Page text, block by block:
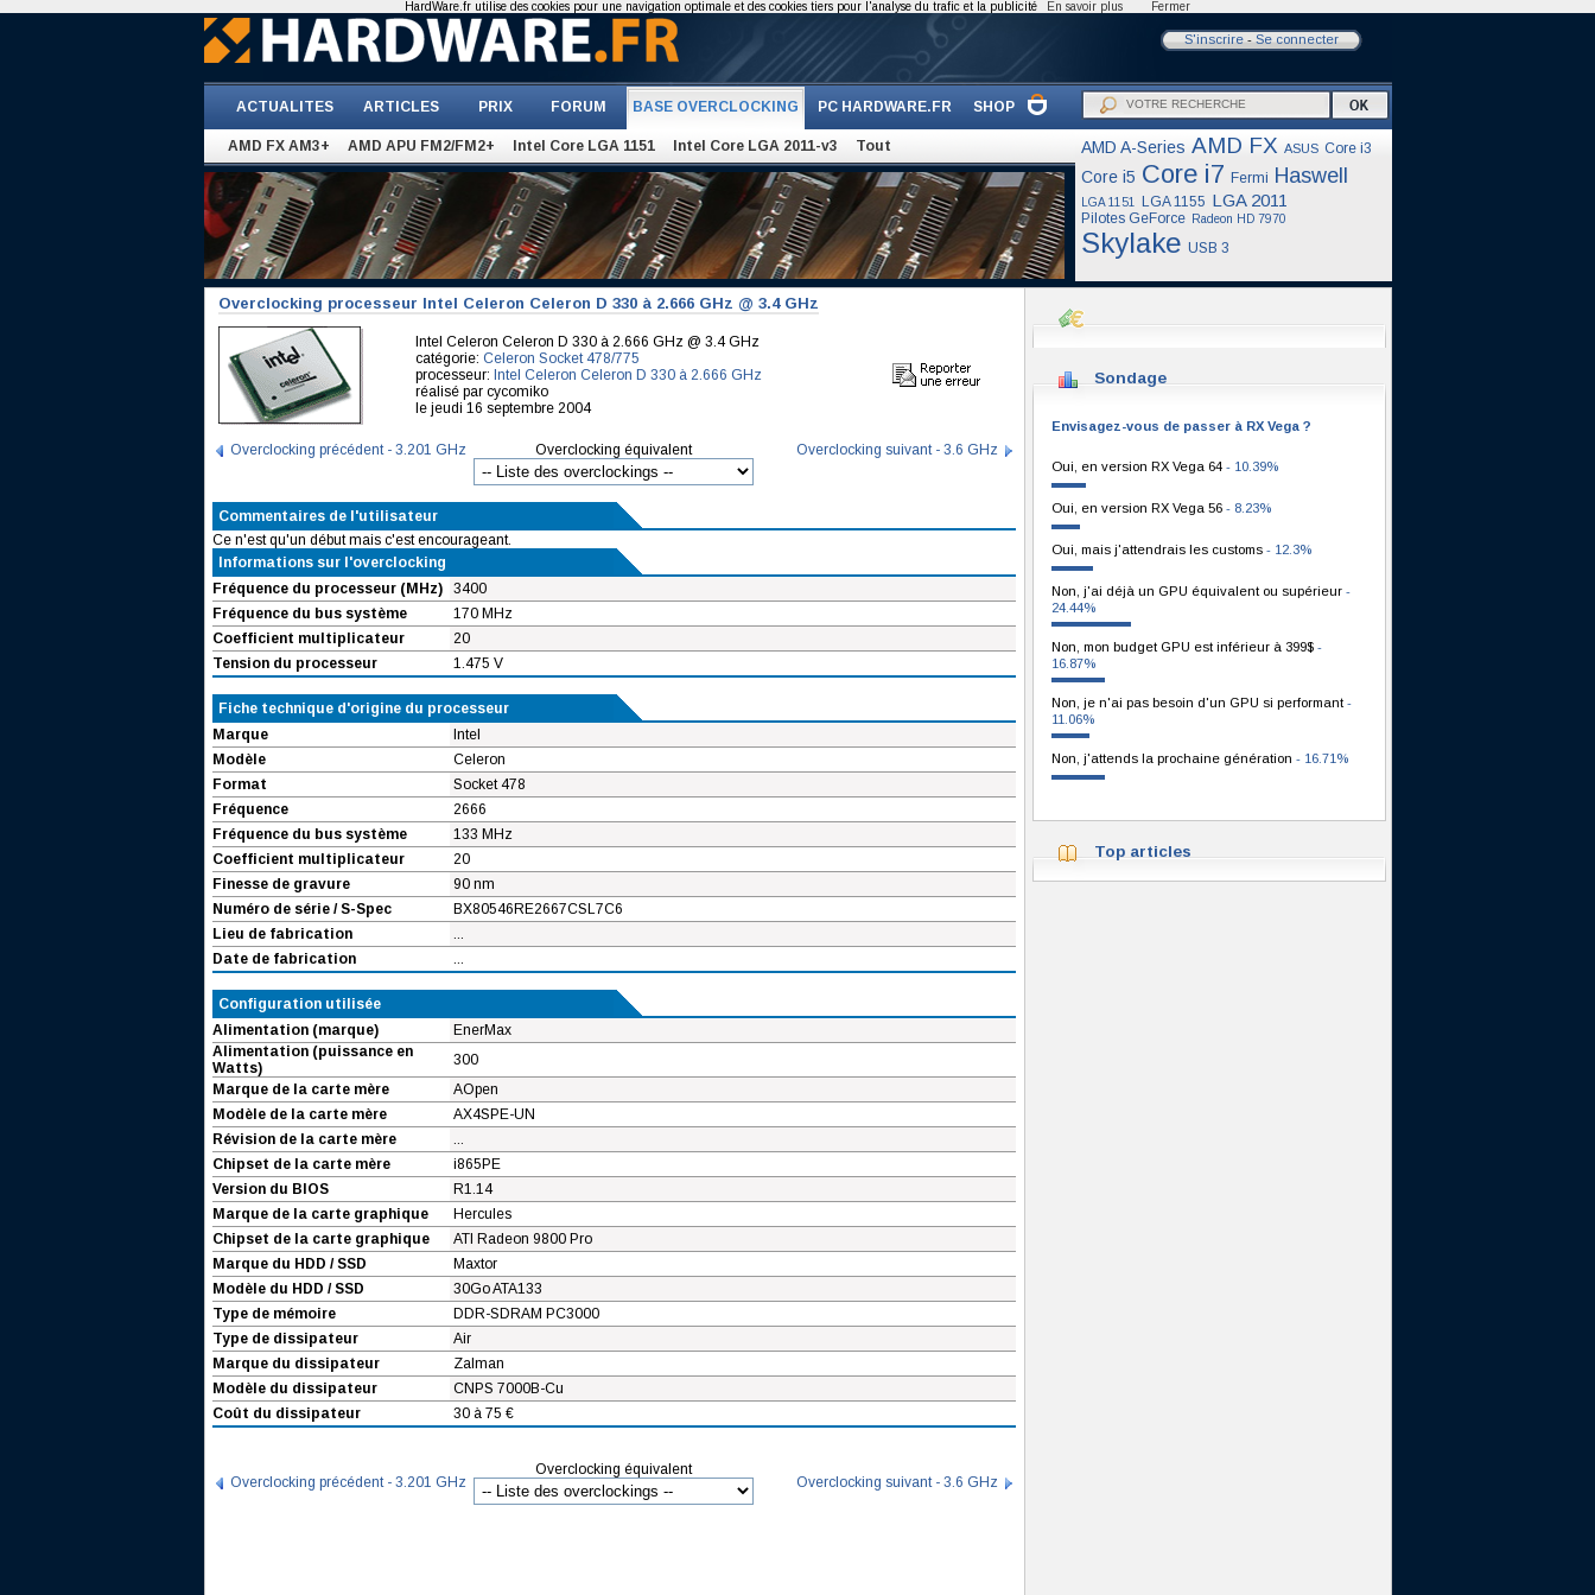
S'inscrire- Se connecter
ACTUALITES ARTICLES PRIX FORUM BASE OVERCLOCKING PC HARDWARE.FR SHOP
AMD FX AM3+ AMD APU FM2/FM2+ Intel Core LGA 1151 Intel Core LGA 2011-v3 Tout AMD A-Series AMD FX ASUS Core i3
Core i5 Core i7 Fermi Haswell
LGA 1151 LGA 1155 LGA 2011
Pilotes GeForce Radeon HD 7970
Skylake USB 3
Overclocking processeur Intel Celeron Celeron D 330 à 2.666 GHz @ 3.4 GHz
Intel Celeron Celeron D 330 à 2.666 GHz @ 3.4 GHz
catégorie: Celeron Socket 478/775
processeur: Intel Celeron Celeron D 330 à 2.666 GHz
réalisé par cycomiko
le jeudi 16 septembre 2004
Overclocking précédent - 3.201 GHz Overclocking équivalent Overclocking suivant - 3.6 GHz
Commentaires de l'utilisateur
Ce n'est qu'un début mais c'est encourageant.
Informations sur l'overclocking
Fréquence du processeur (MHz)
3400
Fréquence du bus système
170 MHz
Coefficient multiplicateur
20
Tension du processeur
1.475 V
Fiche technique d'origine du processeur
Marque
Intel
Modèle
Celeron
Format
Socket 478
Fréquence
2666
Fréquence du bus système
133 MHz
Coefficient multiplicateur
20
Finesse de gravure
90 nm
Numéro de série / S-Spec
BX80546RE2667CSL7C6
Lieu de fabrication
...
Date de fabrication
...
Configuration utilisée
Alimentation (marque)
EnerMax
Alimentation (puissance en
Watts)
300
Marque de la carte mère
AOpen
Modèle de la carte mère
AX4SPE-UN
Révision de la carte mère
...
Chipset de la carte mère
i865PE
Version du BIOS
R1.14
Marque de la carte graphique
Hercules
Chipset de la carte graphique
ATI Radeon 9800 Pro
Marque du HDD / SSD
Maxtor
Modèle du HDD / SSD
30Go ATA133
Type de mémoire
DDR-SDRAM PC3000
Type de dissipateur
Air
Marque du dissipateur
Zalman
Modèle du dissipateur
CNPS 7000B-Cu
Coût du dissipateur
30 à 75 €
Overclocking précédent - 3.201 GHz
Overclocking équivalent
Overclocking suivant - 3.6 GHz
Sondage
Envisagez-vous de passer à RX Vega ?
Oui, en version RX Vega 64 - 10.39%
Oui, en version RX Vega 56 - 8.23%
Oui, mais j'attendrais les customs - 12.3%
Non, j'ai déjà un GPU équivalent ou supérieur -
24.44%
Non, mon budget GPU est inférieur à 399$ -
16.87%
Non, je n'ai pas besoin d'un GPU si performant -
11.06%
Non, j'attends la prochaine génération - 16.71%
Top articles
HardWare.fr utilise des cookies pour une navigation optimale et des cookies tiers pour l'analyse du trafic et la publicité En savoir plus Fermer